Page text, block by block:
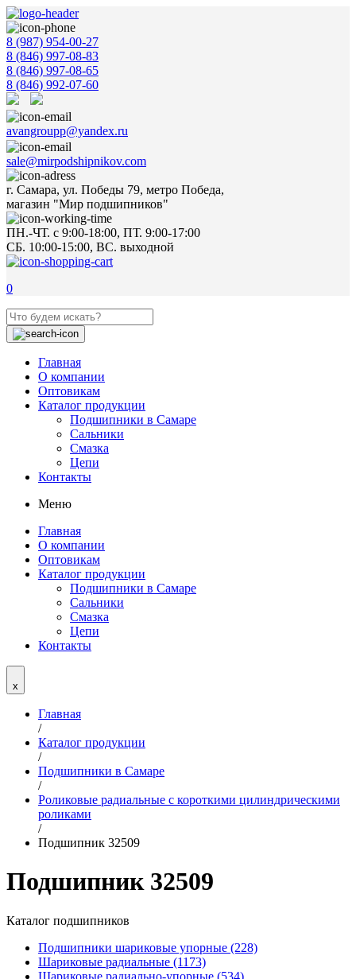
8 (987) 954-00-27
8 (846) 997-08-83
8 (846) 997-08-65
8 (846) 992-07-60
avangroupp@yandex.ru
sale@mirpodshipnikov.com
г. Самара, ул. Победы 79, метро Победа,
магазин "Мир подшипников"
ПН.-ЧТ. с 9:00-18:00, ПТ. 9:00-17:00
СБ. 10:00-15:00, ВС. выходной
0
Главная
О компании
Оптовикам
Каталог продукции
Подшипники в Самаре
Сальники
Смазка
Цепи
Контакты
Меню
Главная
О компании
Оптовикам
Каталог продукции
Подшипники в Самаре
Сальники
Смазка
Цепи
Контакты
x
Главная
/
Каталог продукции
/
Подшипники в Самаре
/
Роликовые радиальные с короткими цилиндрическими
роликами
/
Подшипник 32509
Подшипник 32509
Каталог подшипников
Подшипники шариковые упорные (228)
Шариковые радиальные (1173)
Шариковые радиально-упорные (534)